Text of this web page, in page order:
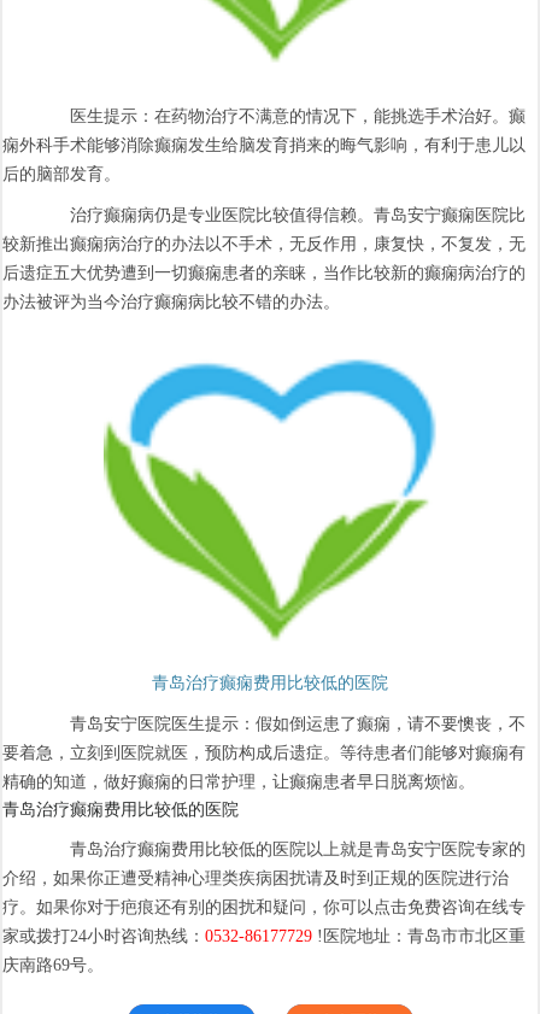
医生提示：在药物治疗不满意的情况下，能挑选手术治好。癫
痫外科手术能够消除癫痫发生给脑发育捎来的晦气影响，有利于患儿以
后的脑部发育。
治疗癫痫病仍是专业医院比较值得信赖。青岛安宁癫痫医院比
较新推出癫痫病治疗的办法以不手术，无反作用，康复快，不复发，无
后遗症五大优势遭到一切癫痫患者的亲睐，当作比较新的癫痫病治疗的
办法被评为当今治疗癫痫病比较不错的办法。
青岛治疗癫痫费用比较低的医院
青岛安宁医院医生提示：假如倒运患了癫痫，请不要懊丧，不
要着急，立刻到医院就医，预防构成后遗症。等待患者们能够对癫痫有
精确的知道，做好癫痫的日常护理，让癫痫患者早日脱离烦恼。
青岛治疗癫痫费用比较低的医院
青岛治疗癫痫费用比较低的医院以上就是青岛安宁医院专家的
介绍，如果你正遭受精神心理类疾病困扰请及时到正规的医院进行治
疗。如果你对于疤痕还有别的困扰和疑问，你可以点击免费咨询在线专
家或拨打24小时咨询热线：0532-86177729 !医院地址：青岛市市北区重
庆南路69号。